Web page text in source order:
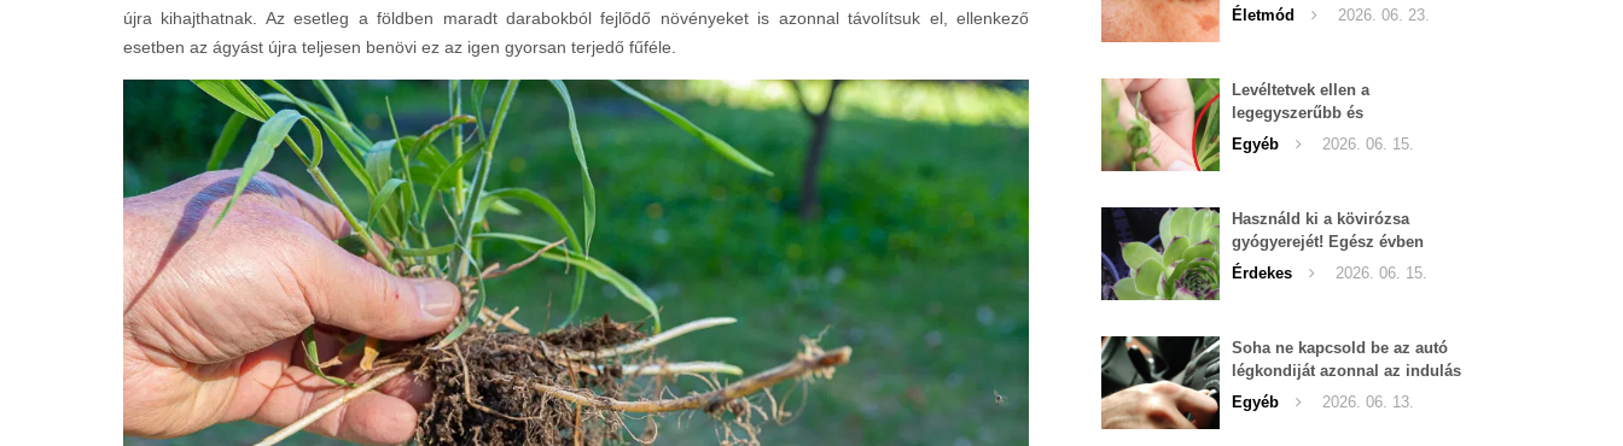
újra kihajthatnak. Az esetleg a földben maradt darabokból fejlődő növényeket is azonnal távolítsuk el, ellenkező
esetben az ágyást újra teljesen benövi ez az igen gyorsan terjedő fűféle.
Életmód
2026. 06. 23.
Levéltetvek ellen a
legegyszerűbb és
leghatékonyabb filléres
háziszer
Egyéb 2026. 06. 15.
Használd ki a kövirózsa
gyógyerejét! Egész évben
hozzáférhető.
Érdekes 2026. 06. 15.
Soha ne kapcsold be az autó
légkondiját azonnal az indulás
után!
Egyéb 2026. 06. 13.